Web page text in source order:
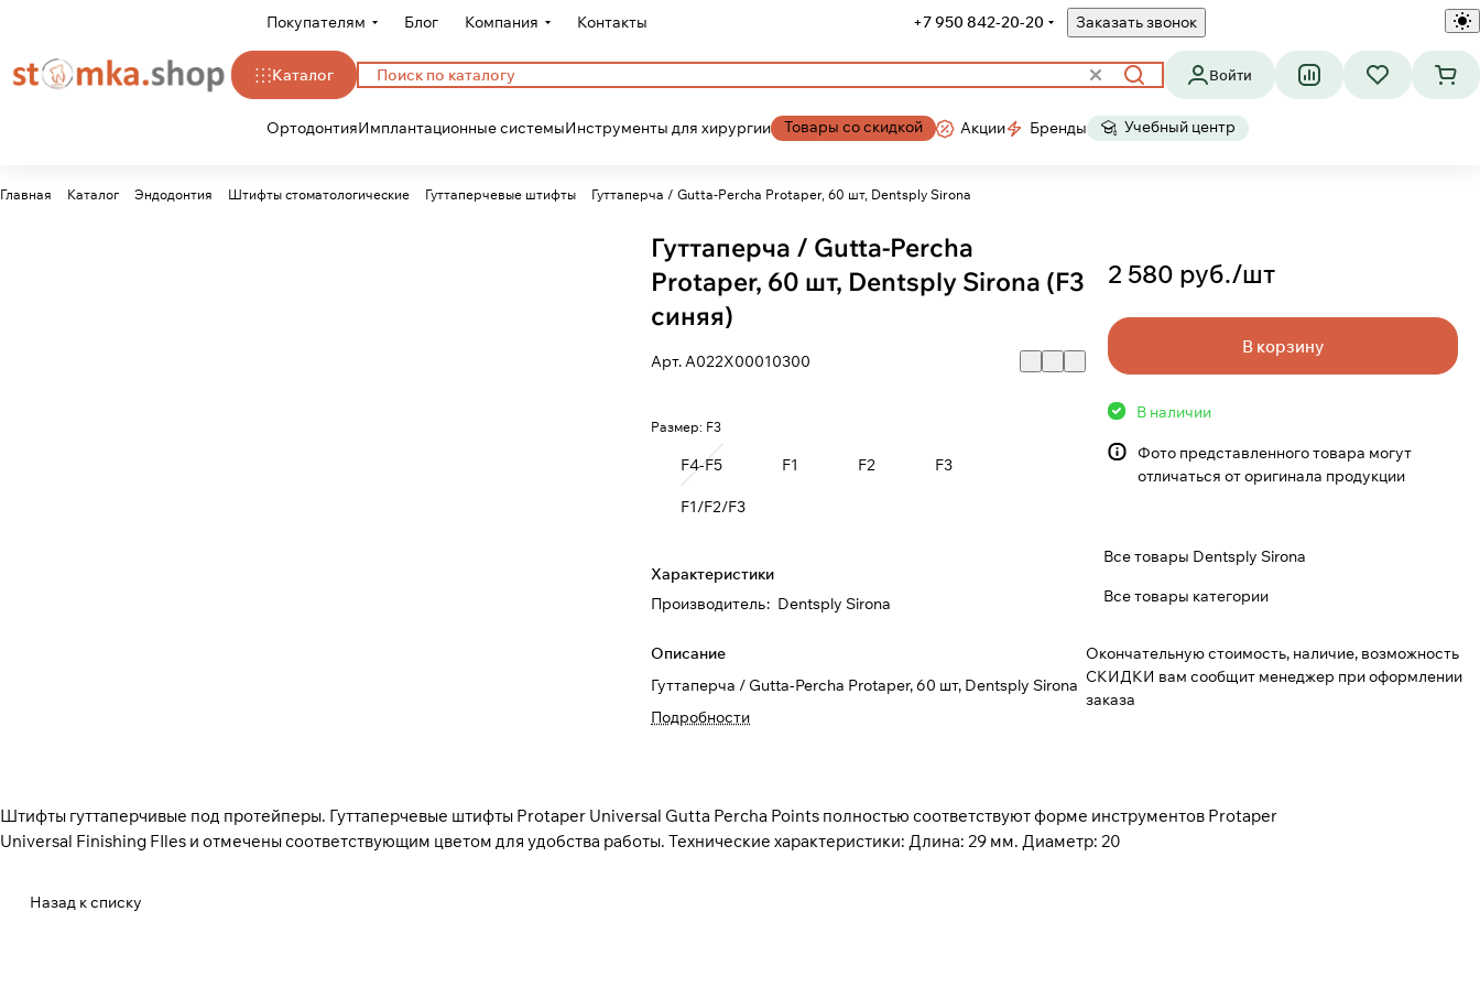
Покупателям Блог Компания Контакты +7 950 842-20-20 Заказать звонок
Каталог Войти
ОртодонтияИмплантационные системыИнструменты для хирургии Товары со скидкой Акции Бренды Учебный центр
Главная Каталог Эндодонтия Штифты стоматологические Гуттаперчевые штифты Гуттаперча / Gutta-Percha Protaper, 60 шт, Dentsply Sirona
Гуттаперча / Gutta-Percha
Protaper, 60 шт, Dentsply Sirona (F3
синяя)
Арт.A022X00010300
Размер: F3
F4-F5 F1 F2 F3
F1/F2/F3
Характеристики
Производитель: Dentsply Sirona
Описание
Гуттаперча / Gutta-Percha Protaper, 60 шт, Dentsply Sirona
Подробности
2 580 руб./шт
В корзину
В наличии
Фото представленного товара могут
отличаться от оригинала продукции
Все товары Dentsply Sirona
Все товары категории
Окончательную стоимость, наличие, возможность
СКИДКИ вам сообщит менеджер при оформлении
заказа
Штифты гуттаперчивые под протейперы. Гуттаперчевые штифты Protaper Universal Gutta Percha Points полностью соответствуют форме инструментов Protaper
Universal Finishing FIles и отмечены соответствующим цветом для удобства работы. Технические характеристики: Длина: 29 мм. Диаметр: 20
Назад к списку